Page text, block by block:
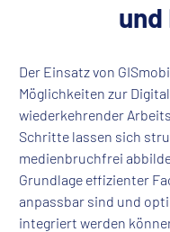
und
Der Einsatz von
Möglichkeiten zur
wiederkehrender
Schritte lassen sich
medienbruchfrei
Grundlage effizienter
anpassbar sind und
integriert werden